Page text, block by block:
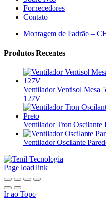
Fornecedores
Contato
Montagem de Padrão –
Produtos Recentes
Ventilador Ventisol Mesa
127V
Ventilador Tron Oscilante
Ventilador Oscilante
Page load link
Ir ao Topo